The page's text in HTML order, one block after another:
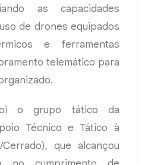
as capacidades
de drones equipados
e ferramentas
telemático para
o grupo tático da
Técnico e Tático à
Cerrado), que alcançou